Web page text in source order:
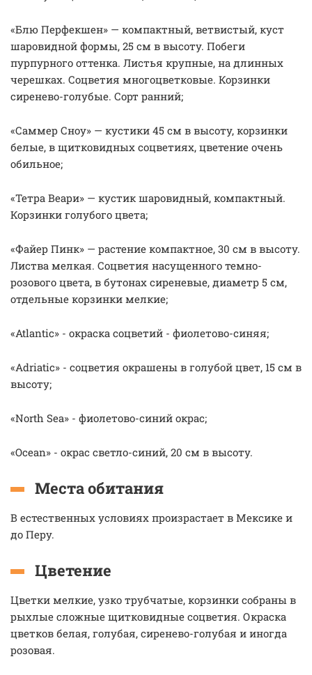
«Блю Перфекшен» — компактный, ветвистый, куст
шаровидной формы, 25 см в высоту. Побеги
пурпурного оттенка. Листья крупные, на длинных
черешках. Соцветия многоцветковые. Корзинки
сиренево-голубые. Сорт ранний;
«Саммер Сноу» — кустики 45 см в высоту, корзинки
белые, в щитковидных соцветиях, цветение очень
обильное;
«Тетра Веари» — кустик шаровидный, компактный.
Корзинки голубого цвета;
«Файeр Пинк» — растение компактное, 30 см в высоту.
Листва мелкая. Соцветия насущенного темно-
розового цвета, в бутонах сиреневые, диаметр 5 см,
отдельные корзинки мелкие;
«Atlantic» - окраска соцветий - фиолетово-синяя;
«Adriatic» - соцветия окрашены в голубой цвет, 15 см в
высоту;
«North Sea» - фиолетово-синий окрас;
«Ocean» - окрас светло-синий, 20 см в высоту.
Места обитания
В естественных условиях произрастает в Мексике и
до Перу.
Цветение
Цветки мелкие, узко трубчатые, корзинки собраны в
рыхлые сложные щитковидные соцветия. Окраска
цветков белая, голубая, сиренево-голубая и иногда
розовая.